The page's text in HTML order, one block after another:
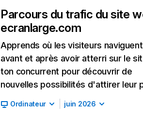
Parcours du trafic du site
ecranlarge.com
Apprends où les visiteurs naviguent
avant et après avoir atterri sur le
ton concurrent pour découvrir de
nouvelles possibilités d'attirer leur
Ordinateur juin 2026